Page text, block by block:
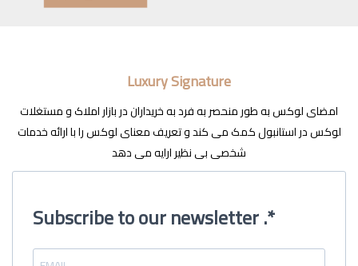
Luxury Signature
امضای لوکس به طور منحصر به فرد به خریداران در بازار املاک و مستغلات
لوکس در استانبول کمک می کند و تعریف معنای لوکس را با ارائه خدمات
شخصی بی نظیر ارایه می دهد
Subscribe to our newsletter .*